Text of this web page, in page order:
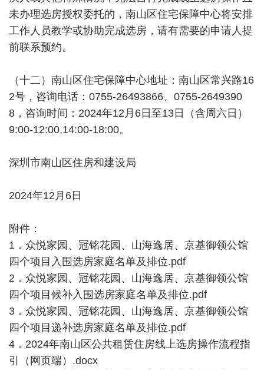
未办理选房授权委托的，南山区住宅保障中心将安排
工作人员教学或协助完成选房，请有需要的申请人提
前联系预约。
（十二）南山区住宅保障中心地址：南山区常兴路16
2号，咨询电话：0755-26493866、0755-2649390
8，咨询时间：2024年12月6日至13日（含周六日）
9:00-12:00,14:00-18:00。
深圳市南山区住房和建设局
2024年12月6日
附件：
1．众悦家园、冠铭花园、山海逸居、京基御领公馆
四个项目入围选房家庭名单及排位.pdf
2．众悦家园、冠铭花园、山海逸居、京基御领公馆
四个项目候补入围选房家庭名单及排位.pdf
3．众悦家园、冠铭花园、山海逸居、京基御领公馆
四个项目递补选房家庭名单及排位.pdf
4．2024年南山区公共租赁住房线上选房操作流程指
引（网页端）.docx